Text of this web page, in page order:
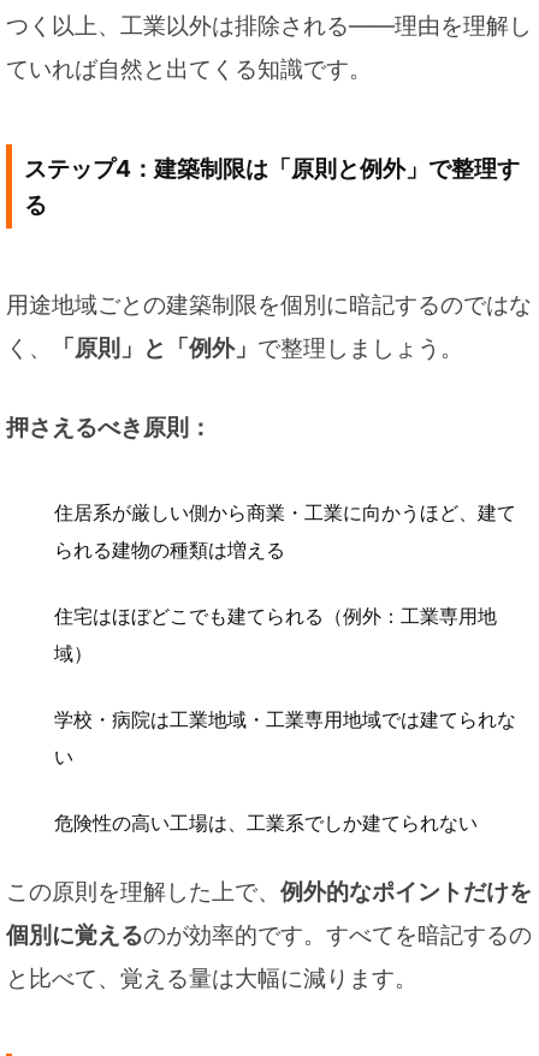
つく以上、工業以外は排除される——理由を理解し
ていれば自然と出てくる知識です。
ステップ4：建築制限は「原則と例外」で整理す
る
用途地域ごとの建築制限を個別に暗記するのではな
く、
「原則」と「例外」 で整理しましょう。
押さえるべき原則：
住居系が厳しい側から商業・工業に向かうほど、建て
られる建物の種類は増える
住宅はほぼどこでも建てられる（例外：工業専用地
域）
学校・病院は工業地域・工業専用地域では建てられな
い
危険性の高い工場は、工業系でしか建てられない
この原則を理解した上で、 例外的なポイントだけを
個別に覚えるのが効率的です。すべてを暗記するの
と比べて、覚える量は大幅に減ります。